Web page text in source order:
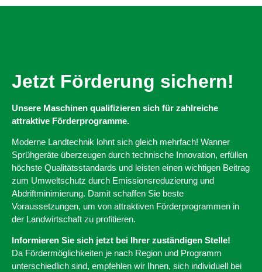
Jetzt Förderung sichern!
Unsere Maschinen qualifizieren sich für zahlreiche
attraktive Förderprogramme.
Moderne Landtechnik lohnt sich gleich mehrfach! Wanner
Sprühgeräte überzeugen durch technische Innovation, erfüllen
höchste Qualitätsstandards und leisten einen wichtigen Beitrag
zum Umweltschutz durch Emissionsreduzierung und
Abdriftminimierung. Damit schaffen Sie beste
Voraussetzungen, um von attraktiven Förderprogrammen in
der Landwirtschaft zu profitieren.
Informieren Sie sich jetzt bei Ihrer zuständigen Stelle!
Da Fördermöglichkeiten je nach Region und Programm
unterschiedlich sind, empfehlen wir Ihnen, sich individuell bei